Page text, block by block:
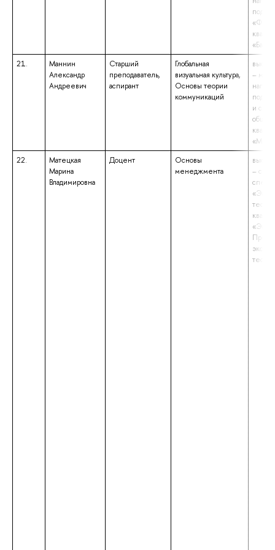
21.
Маннин
Александр
Андреевич
Старший
преподаватель,
аспирант
Глобальная
визуальная культура,
Основы теории
коммуникаций
–
и
22.
Матецкая
Марина
Владимировна
Доцент
Основы
менеджмента
–